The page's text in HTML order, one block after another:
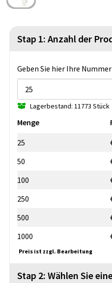
Lebensmittel
Themenpakete
Stap 1: Anzahl der
Geben Sie hier Ihre
Lagerbestand: 11773 Stück
Menge
25
50
100
250
500
1000
Preis ist zzgl. Bearbeitung
Stap 2: Wählen Sie